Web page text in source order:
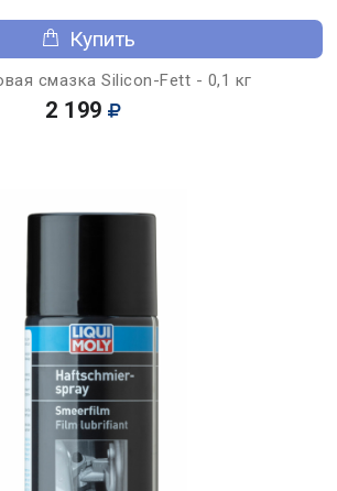
Купить
смазка Silicon-Fett - 0,1 кг
2 199